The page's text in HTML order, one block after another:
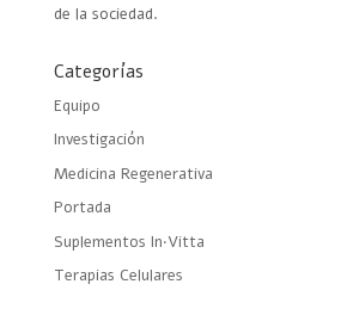
de la sociedad.
Categorías
Equipo
Investigación
Medicina Regenerativa
Portada
Suplementos In·Vitta
Terapias Celulares